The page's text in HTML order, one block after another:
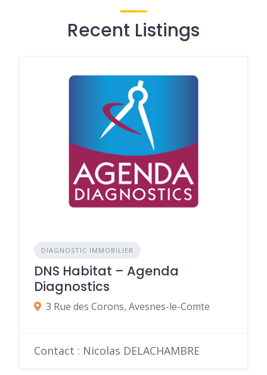
Recent Listings
DIAGNOSTIC IMMOBILIER
DNS Habitat – Agenda
Diagnostics
3 Rue des Corons, Avesnes-le-Comte
Contact : Nicolas DELACHAMBRE